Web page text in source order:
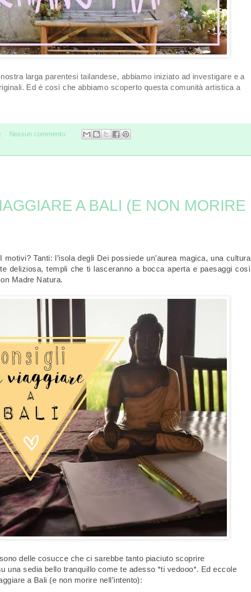
larga parentesi tailandese, abbiamo iniziato ad investigare e a
Ed è così che abbiamo scoperto questa comunità artistica a
Nessun commento:
A BALI (E NON MORIRE
Tanti: l’isola degli Dei possiede un’aurea magica, una cultura
deliziosa, templi che ti lasceranno a bocca aperta e paesaggi così
Madre Natura.
delle cosucce che ci sarebbe tanto piaciuto scoprire
una sedia bello tranquillo come te adesso *ti vedooo*. Ed eccole
a Bali (e non morire nell’intento):